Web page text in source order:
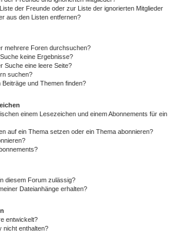
der Freunde oder zur Liste der ignorierten Mitglieder
aus den Listen entfernen?
mehrere Foren durchsuchen?
keine Ergebnisse?
Suche eine leere Seite?
suchen?
und Themen finden?
einem Lesezeichen und einem Abonnements für ein
auf ein Thema setzen oder ein Thema abonnieren?
diesem Forum zulässig?
Dateianhänge erhalten?
entwickelt?
nicht enthalten?